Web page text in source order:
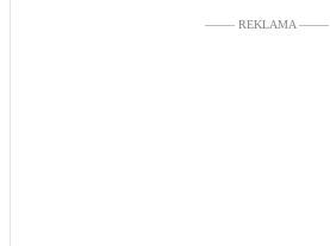
––––– REKLAMA –––––